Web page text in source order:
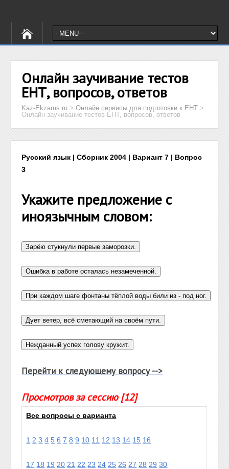
Онлайн заучивание тестов
ЕНТ, вопросов, ответов
Kaz-Ekzams.ru >Онлайн сервисы для подготовки к ЕНТ >
Онлайн заучивание тестов ЕНТ, вопросов, ответов
Русский язык | Сборник 2004 | Вариант 7 | Вопрос
3
Укажите предложение с
иноязычным словом:
Перейти к следующему вопросу -->
Просмотров за сессию [12]
Все вопросы с варианта
1 2 3 4 5 6 7 8 9 10 11 12 13 14 15 16
17 18 19 20 21 22 23 24 25 26 27 28 29 30